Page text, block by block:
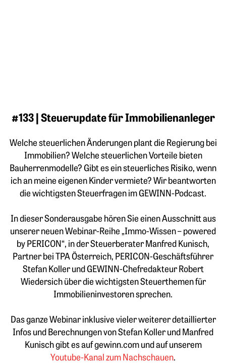
#133 | Steuerupdate für Immobilienanleger
Welche steuerlichen Änderungen plant die Regierung bei
Immobilien? Welche steuerlichen Vorteile bieten
Bauherrenmodelle? Gibt es ein steuerliches Risiko, wenn
ich an meine eigenen Kinder vermiete? Wir beantworten
die wichtigsten Steuerfragen im GEWINN-Podcast.
In dieser Sonderausgabe hören Sie einen Ausschnitt aus
unserer neuen Webinar-Reihe „Immo-Wissen – powered
by PERICON“, in der Steuerberater Manfred Kunisch,
Partner bei TPA Österreich, PERICON-Geschäftsführer
Stefan Koller und GEWINN-Chefredakteur Robert
Wiedersich über die wichtigsten Steuerthemen für
Immobilieninvestoren sprechen.
Das ganze Webinar inklusive vieler weiterer detaillierter
Infos und Berechnungen von Stefan Koller und Manfred
Kunisch gibt es auf gewinn.com und auf unserem
Youtube-Kanal zum Nachschauen.